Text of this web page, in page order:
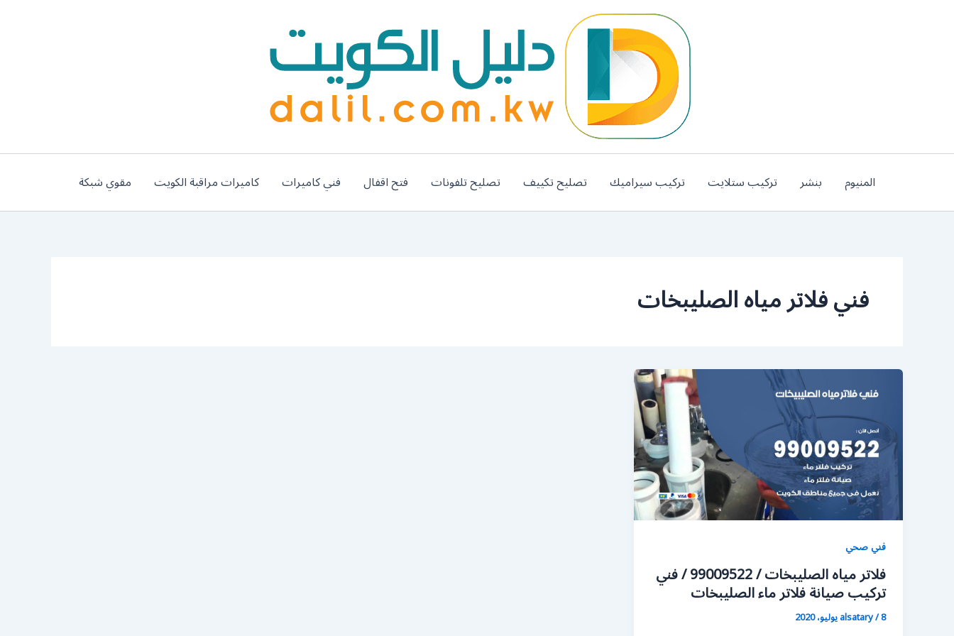
المنيوم بنشر تركيب ستلايت تركيب سيراميك تصليح تكييف تصليح تلفونات فتح اقفال فني كاميرات كاميرات مراقبة الكويت مقوي شبكة
فني فلاتر مياه الصليبخات
فني صحي
فلاتر مياه الصليبخات / 99009522 / فني
تركيب صيانة فلاتر ماء الصليبخات
alsatary/8 يوليو، 2020